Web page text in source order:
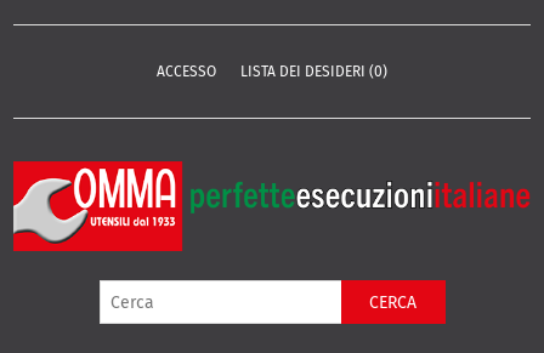
ACCESSO LISTA DEI DESIDERI (0)
CERCA